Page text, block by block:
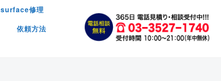
surface修理
依頼方法